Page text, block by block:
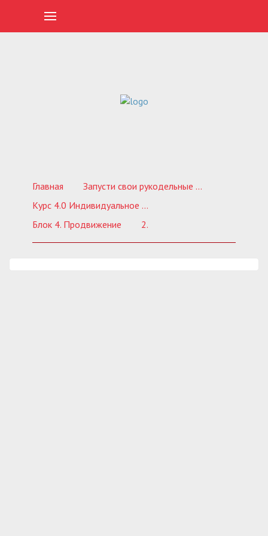
Главная
Запусти свои рукодельные продажи ВКонтакте. Обучающий курс по созданию продающей группы
Курс 4.0 Индивидуальное обучение
Блок 4. Продвижение
2.